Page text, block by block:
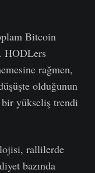
Bitcoin
HODLers
rağmen,
olduğunun
yükseliş trendi
rallilerde
bazında